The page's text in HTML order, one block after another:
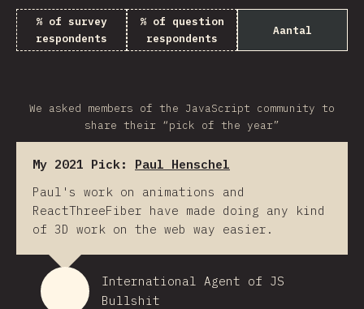
% of survey
respondents
% of question
respondents
Aantal
We asked members of the JavaScript community to
share their “pick of the year”
My 2021 Pick: Paul Henschel
Paul's work on animations and
ReactThreeFiber have made doing any kind
of 3D work on the web way easier.
International Agent of JS
Bullshit